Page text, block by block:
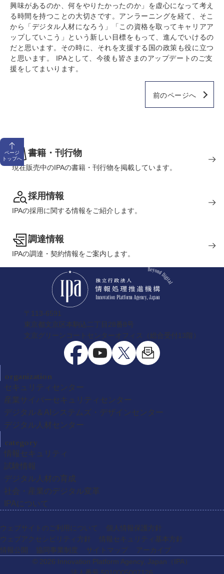
興味があるのか、何をやりたかったのか」を虚心になって考え
る時間を持つことの大切さです。アンラーニングを経て、そこ
から「デジタル人材になろう」「この資格を取ってキャリアア
ップしていこう」という新しい目標をもって、進んでいけるの
だと思います。その時に、それを支援する国の政策も役に立つ
と思います。 IPAとして、今後も皆さまのアップデートのご支
援をしてまいります。
前のページへ
ページ
トップへ
書籍・刊行物
現在販売中のIPAの書籍・刊行物を掲載しています。
採用情報
IPAの採用に関する情報をご紹介します。
調達情報
IPAの調達・契約情報をご案内します。
〒113-6591
東京都文京区本駒込二丁目28番8号
文京グリーンコートセンターオフィス（総合受付13階）
organization
セキュリティセンター
産業サイバーセキュリティセンター
デジタル＆AIシステムズ・デザインセンター
デジタル人材センター
category
情報セキュリティ
試験情報
デジタル人材の育成
社会・産業のデジタル変革
IPAについて
ウェブサイトのご利用について
個人情報保護方針
ウェブアクセシビリティ方針
情報セキュリティ基本方針
情報公開
協同事業制度 サイトマップ
アーカイブ
© 2026 Innovation Platform Agency, Japan （IPA）
法人番号 5010005007126